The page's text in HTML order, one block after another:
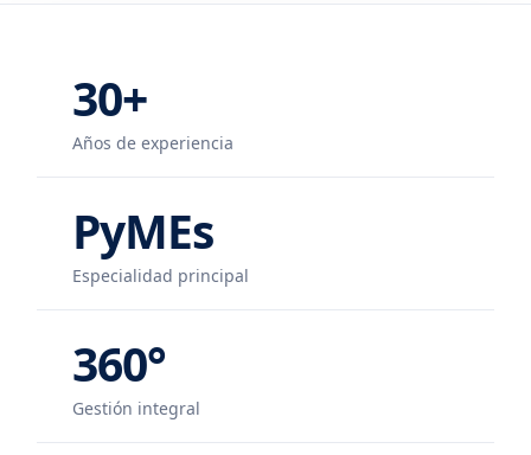
30+
Años de experiencia
PyMEs
Especialidad principal
360°
Gestión integral